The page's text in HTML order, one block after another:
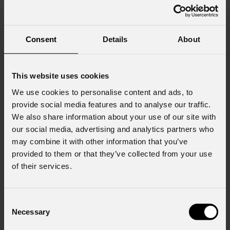
Consent Details About
This website uses cookies
We use cookies to personalise content and ads, to
provide social media features and to analyse our traffic.
We also share information about your use of our site with
our social media, advertising and analytics partners who
may combine it with other information that you’ve
provided to them or that they’ve collected from your use
of their services.
Selection
Necessary